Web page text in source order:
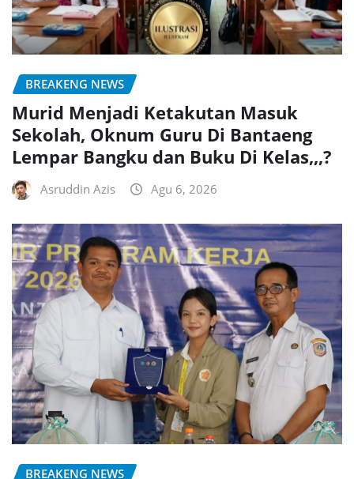
BREAKENG NEWS
Murid Menjadi Ketakutan Masuk
Sekolah, Oknum Guru Di Bantaeng
Lempar Bangku dan Buku Di Kelas,,,?
Asruddin Azis Agu 6, 2026
BREAKENG NEWS